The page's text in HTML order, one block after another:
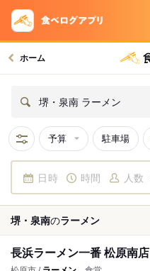
ホーム
堺・泉南 ラーメン
予算 駐車場
日時 時間 人数
堺・泉南のラーメン
長浜ラーメン一番 松原南店